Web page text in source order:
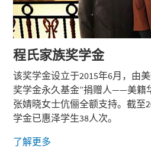
程氏家族奖学金
该奖学金设立于2015年6月，由
奖学金永久基金”捐赠人——美籍
张婧晓女士伉俪全额支持。截至
学金已惠泽学生38人次。
了解更多